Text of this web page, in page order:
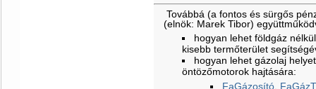
Továbbá (a fontos és sürgős
(elnök: Marek Tibor)
hogyan lehet földgáz
kisebb termőterület
hogyan lehet gázolaj
öntözőmotorok hajtására:
FaGázosító